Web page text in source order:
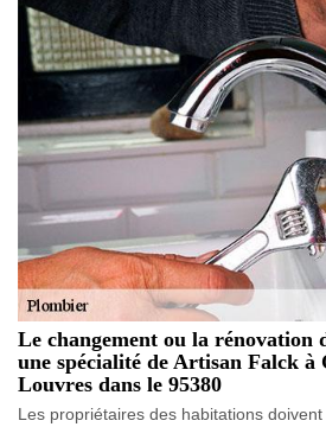
Le changement ou la rénovation
une spécialité de Artisan Falck à
Louvres dans le 95380
Les propriétaires des habitations